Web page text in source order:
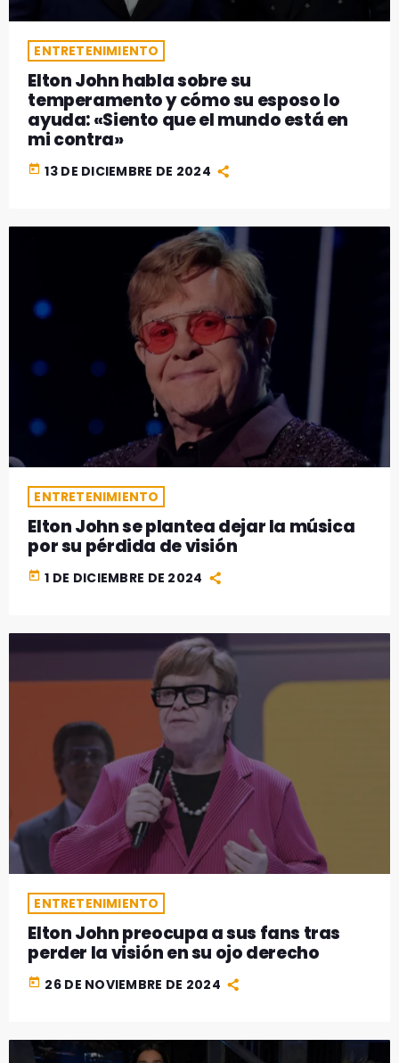
ENTRETENIMIENTO
Elton John habla sobre su
temperamento y cómo su esposo lo
ayuda: «Siento que el mundo está en
mi contra»
today 13 DE DICIEMBRE DE 2024
ENTRETENIMIENTO
Elton John se plantea dejar la música
por su pérdida de visión
today 1 DE DICIEMBRE DE 2024
ENTRETENIMIENTO
Elton John preocupa a sus fans tras
perder la visión en su ojo derecho
today 26 DE NOVIEMBRE DE 2024